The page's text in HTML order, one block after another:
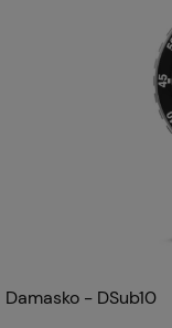
Damasko - DSub10